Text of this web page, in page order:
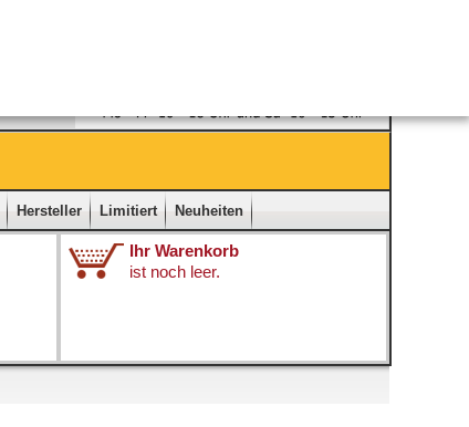
Hersteller Limitiert Neuheiten
Ihr Warenkorb
ist noch leer.